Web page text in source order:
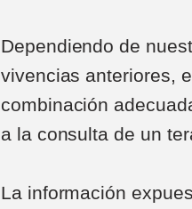
Dependiendo de
vivencias anteriores,
combinación
a la consulta de un
La información